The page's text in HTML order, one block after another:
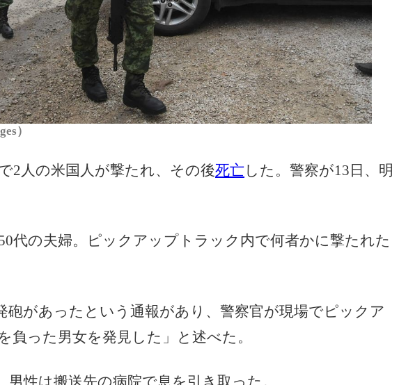
）
2人の米国人が撃たれ、その後死亡した。警察が13日、明
代の夫婦。ピックアップトラック内で何者かに撃たれた
砲があったという通報があり、警察官が現場でピックア
負った男女を発見した」と述べた。
性は搬送先の病院で息を引き取った。